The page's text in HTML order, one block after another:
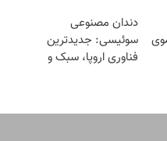
دندان مصنوعی
سوئیسی: جدیدترین
فناوری اروپا، سبک و